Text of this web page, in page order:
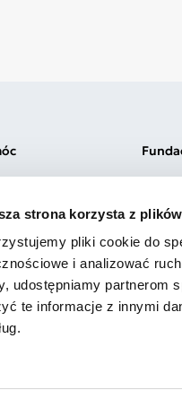
strona korzysta z
pliki cookie do
i analizować
udostępniamy partnerom
te informacje z innymi
Kariera